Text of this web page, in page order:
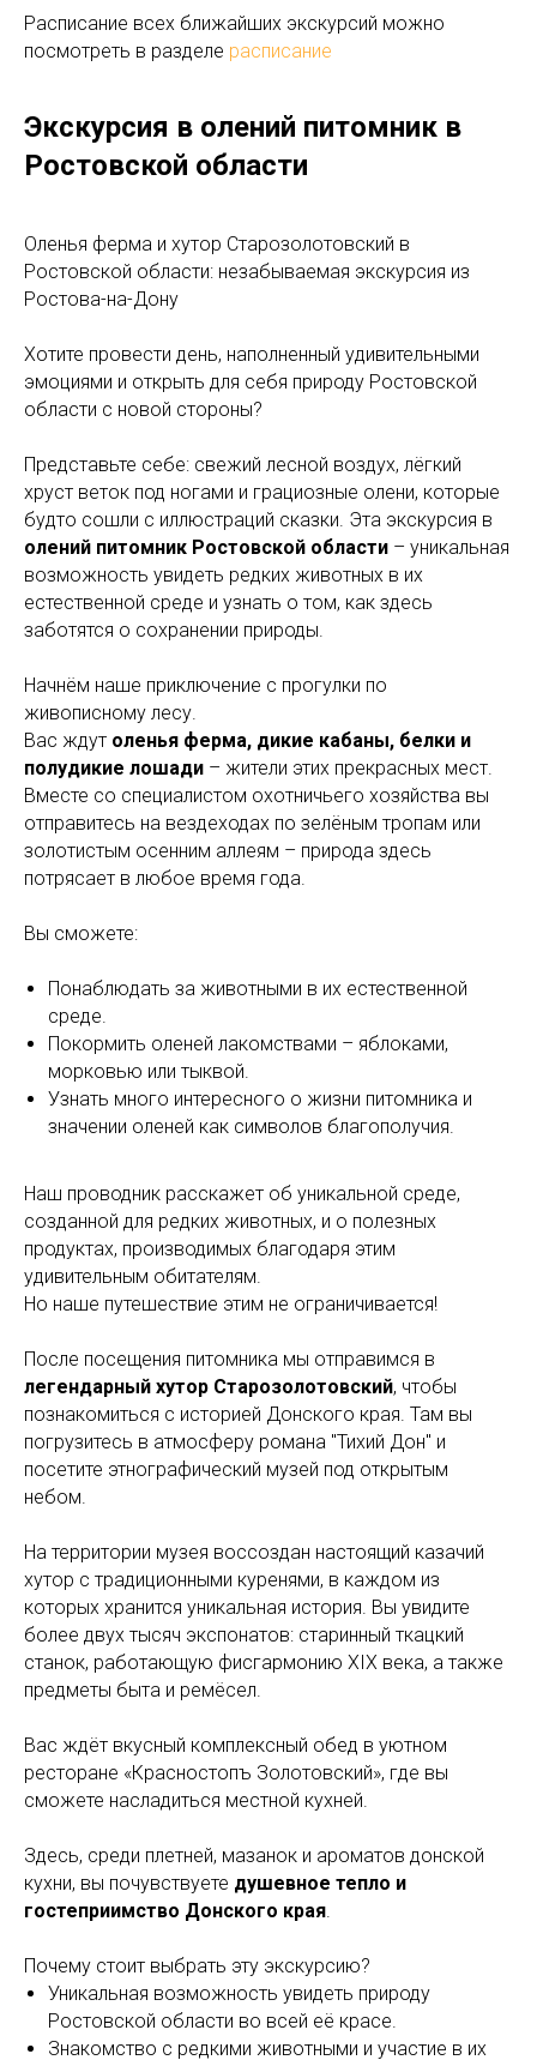
Расписание всех ближайших экскурсий можно
посмотреть в разделе расписание
Экскурсия в олений питомник в
Ростовской области
Оленья ферма и хутор Старозолотовский в
Ростовской области: незабываемая экскурсия из
Ростова-на-Дону
Хотите провести день, наполненный удивительными
эмоциями и открыть для себя природу Ростовской
области с новой стороны?
Представьте себе: свежий лесной воздух, лёгкий
хруст веток под ногами и грациозные олени, которые
будто сошли с иллюстраций сказки. Эта экскурсия в
олений питомник Ростовской области – уникальная
возможность увидеть редких животных в их
естественной среде и узнать о том, как здесь
заботятся о сохранении природы.
Начнём наше приключение с прогулки по
живописному лесу.
Вас ждут оленья ферма, дикие кабаны, белки и
полудикие лошади – жители этих прекрасных мест.
Вместе со специалистом охотничьего хозяйства вы
отправитесь на вездеходах по зелёным тропам или
золотистым осенним аллеям – природа здесь
потрясает в любое время года.
Вы сможете:
Понаблюдать за животными в их естественной
среде.
Покормить оленей лакомствами – яблоками,
морковью или тыквой.
Узнать много интересного о жизни питомника и
значении оленей как символов благополучия.
Наш проводник расскажет об уникальной среде,
созданной для редких животных, и о полезных
продуктах, производимых благодаря этим
удивительным обитателям.
Но наше путешествие этим не ограничивается!
После посещения питомника мы отправимся в
легендарный хутор Старозолотовский, чтобы
познакомиться с историей Донского края. Там вы
погрузитесь в атмосферу романа "Тихий Дон" и
посетите этнографический музей под открытым
небом.
На территории музея воссоздан настоящий казачий
хутор с традиционными куренями, в каждом из
которых хранится уникальная история. Вы увидите
более двух тысяч экспонатов: старинный ткацкий
станок, работающую фисгармонию XIX века, а также
предметы быта и ремёсел.
Вас ждёт вкусный комплексный обед в уютном
ресторане «Красностопъ Золотовский», где вы
сможете насладиться местной кухней.
Здесь, среди плетней, мазанок и ароматов донской
кухни, вы почувствуете душевное тепло и
гостеприимство Донского края
Почему стоит выбрать эту экскурсию?
Уникальная возможность увидеть природу
Ростовской области во всей её красе.
Знакомство с редкими животными и участие в их